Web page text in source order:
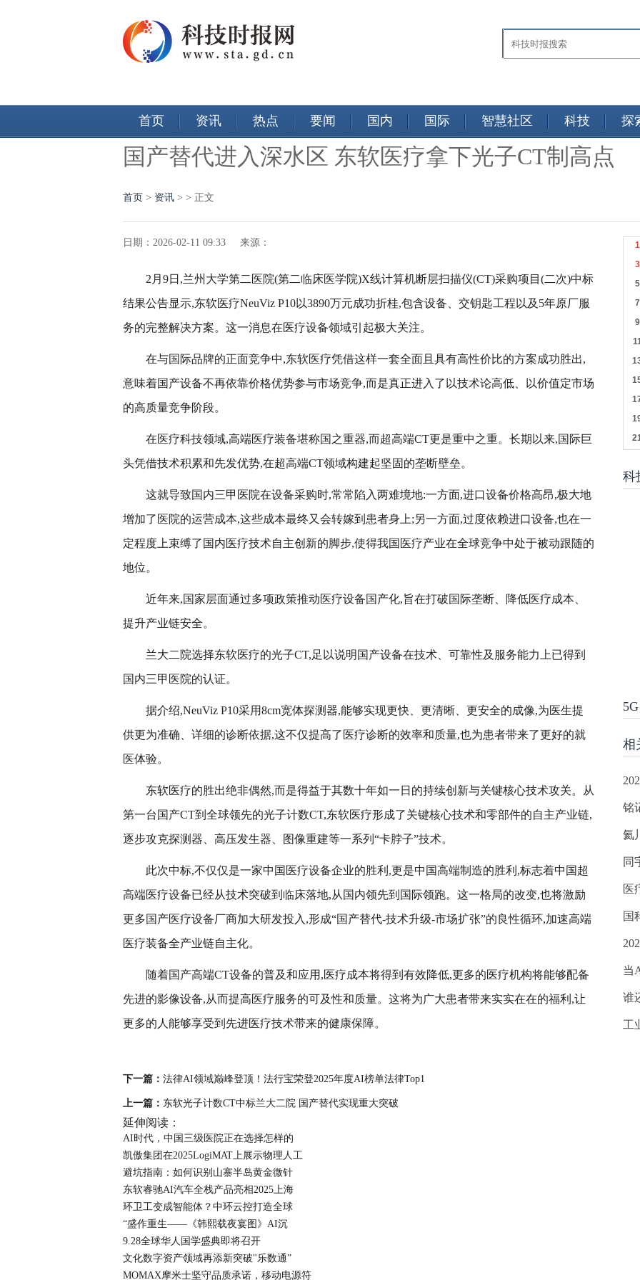
首页 资讯 热点 要闻 国内 国际 智慧社区 科技 探
国产替代进入深水区 东软医疗拿下光子CT制高点
首页 > 资讯 > > 正文
日期：2026-02-11 09:33 来源：
2月9日,兰州大学第二医院(第二临床医学院)X线计算机断层扫描仪(CT)采购项目(二次)中标
结果公告显示,东软医疗NeuViz P10以3890万元成功折桂,包含设备、交钥匙工程以及5年原厂服
务的完整解决方案。这一消息在医疗设备领域引起极大关注。
在与国际品牌的正面竞争中,东软医疗凭借这样一套全面且具有高性价比的方案成功胜出,
意味着国产设备不再依靠价格优势参与市场竞争,而是真正进入了以技术论高低、以价值定市场
的高质量竞争阶段。
在医疗科技领域,高端医疗装备堪称国之重器,而超高端CT更是重中之重。长期以来,国际巨
头凭借技术积累和先发优势,在超高端CT领域构建起坚固的垄断壁垒。
这就导致国内三甲医院在设备采购时,常常陷入两难境地:一方面,进口设备价格高昂,极大地
增加了医院的运营成本,这些成本最终又会转嫁到患者身上;另一方面,过度依赖进口设备,也在一
定程度上束缚了国内医疗技术自主创新的脚步,使得我国医疗产业在全球竞争中处于被动跟随的
地位。
近年来,国家层面通过多项政策推动医疗设备国产化,旨在打破国际垄断、降低医疗成本、
提升产业链安全。
兰大二院选择东软医疗的光子CT,足以说明国产设备在技术、可靠性及服务能力上已得到
国内三甲医院的认证。
据介绍,NeuViz P10采用8cm宽体探测器,能够实现更快、更清晰、更安全的成像,为医生提
供更为准确、详细的诊断依据,这不仅提高了医疗诊断的效率和质量,也为患者带来了更好的就
医体验。
东软医疗的胜出绝非偶然,而是得益于其数十年如一日的持续创新与关键核心技术攻关。从
第一台国产CT到全球领先的光子计数CT,东软医疗形成了关键核心技术和零部件的自主产业链,
逐步攻克探测器、高压发生器、图像重建等一系列“卡脖子”技术。
此次中标,不仅仅是一家中国医疗设备企业的胜利,更是中国高端制造的胜利,标志着中国超
高端医疗设备已经从技术突破到临床落地,从国内领先到国际领跑。这一格局的改变,也将激励
更多国产医疗设备厂商加大研发投入,形成“国产替代-技术升级-市场扩张”的良性循环,加速高端
医疗装备全产业链自主化。
随着国产高端CT设备的普及和应用,医疗成本将得到有效降低,更多的医疗机构将能够配备
先进的影像设备,从而提高医疗服务的可及性和质量。这将为广大患者带来实实在在的福利,让
更多的人能够享受到先进医疗技术带来的健康保障。
下一篇： 法律AI领域巅峰登顶！法行宝荣登2025年度AI榜单法律Top1
上一篇： 东软光子计数CT中标兰大二院 国产替代实现重大突破
延伸阅读：
AI时代，中国三级医院正在选择怎样的
凯傲集团在2025LogiMAT上展示物理人工
避坑指南：如何识别山寨半岛黄金微针
东软睿驰AI汽车全栈产品亮相2025上海
环卫工变成智能体？中环云控打造全球
“盛作重生——《韩熙载夜宴图》AI沉
9.28全球华人国学盛典即将召开
文化数字资产领域再添新突破"乐数通”
MOMAX摩米士坚守品质承诺，移动电源符
科
5G
相
铭
氦
同
医
国
当
谁
工